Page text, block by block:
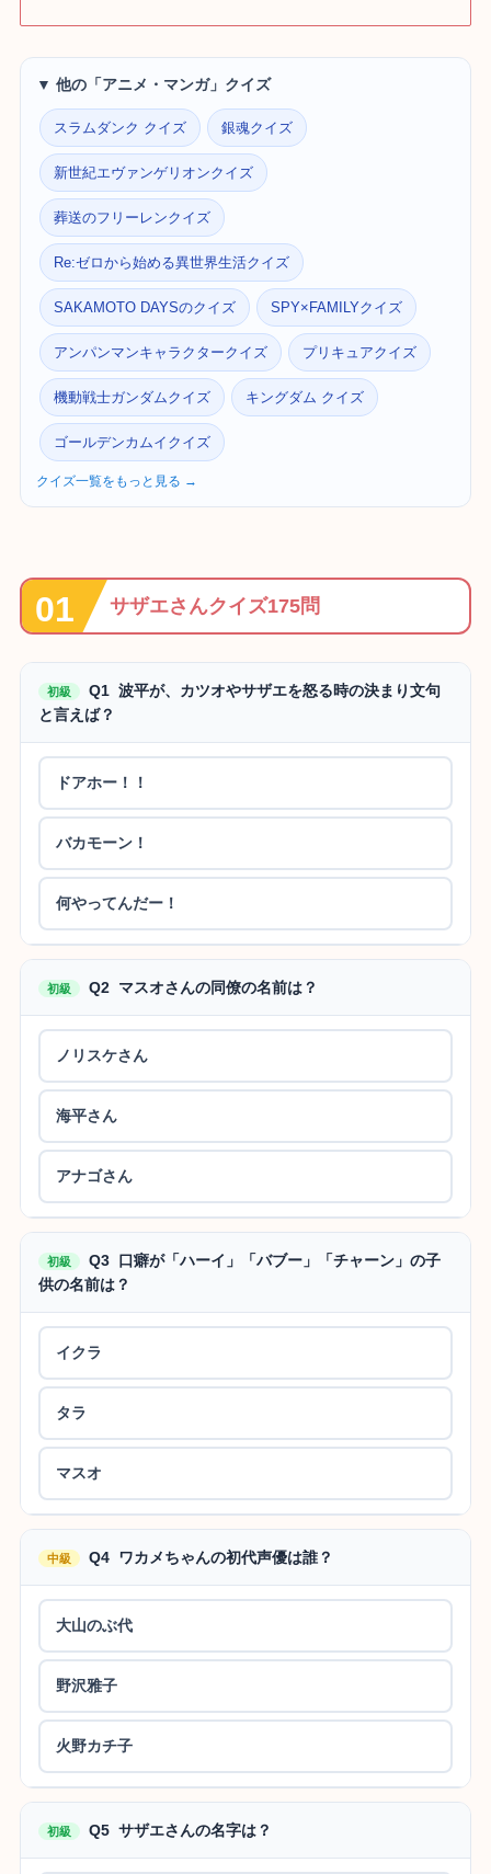
▼ 他の「アニメ・マンガ」クイズ
スラムダンク クイズ 銀魂クイズ
新世紀エヴァンゲリオンクイズ
葬送のフリーレンクイズ
Re:ゼロから始める異世界生活クイズ
SAKAMOTO DAYSのクイズ SPY×FAMILYクイズ
アンパンマンキャラクタークイズ プリキュアクイズ
機動戦士ガンダムクイズ キングダム クイズ
ゴールデンカムイクイズ
クイズ一覧をもっと見る →
サザエさんクイズ175問
初級
Q1 波平が、カツオやサザエを怒る時の決まり文句
と言えば？
ドアホー！！
バカモーン！
何やってんだー！
初級 Q2 マスオさんの同僚の名前は？
ノリスケさん
海平さん
アナゴさん
初級
Q3 口癖が「ハーイ」「バブー」「チャーン」の子
供の名前は？
イクラ
タラ
マスオ
中級 Q4 ワカメちゃんの初代声優は誰？
大山のぶ代
野沢雅子
火野カチ子
初級 Q5 サザエさんの名字は？